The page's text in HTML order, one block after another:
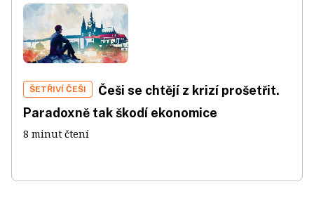
ŠETŘIVÍ ČEŠI
Češi se chtějí z krizí prošetřit.
Paradoxně tak škodí ekonomice
8 minut čtení